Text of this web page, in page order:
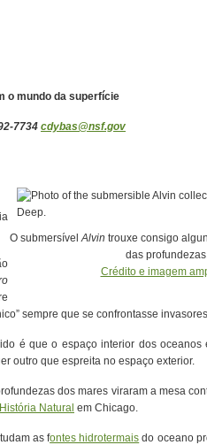
o mundo da superfície
7734 cdybas@nsf.gov
O submersívelAlvin trouxe consigo
das
Crédito e imagem
sempre que se confrontasse
é que o espaço interior dos oceanos
outro que espreita no espaço exterior.
dos mares viraram a mesa
Natural em Chicago.
as fontes hidrotermais do oceano